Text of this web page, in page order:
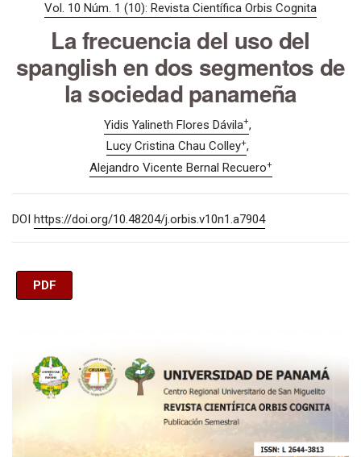
Vol. 10 Núm. 1 (10): Revista Científica Orbis Cognita
La frecuencia del uso del
spanglish en dos segmentos de
la sociedad panameña
Yidis Yalineth Flores Dávila+
Lucy Cristina Chau Colley+
Alejandro Vicente Bernal Recuero+
DOI https://doi.org/10.48204/j.orbis.v10n1.a7904
PDF
Imagen de portada